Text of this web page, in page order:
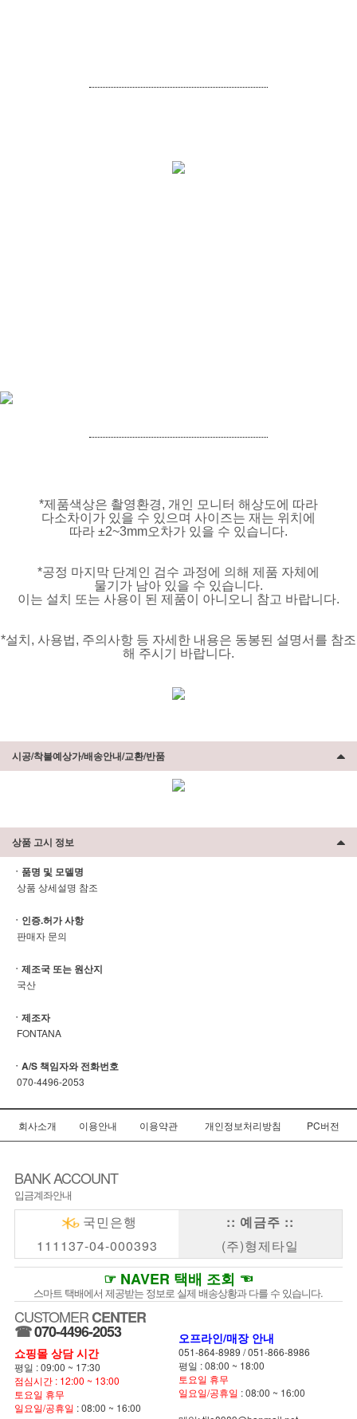
*제품색상은 촬영환경, 개인 모니터 해상도에 따라
다소차이가 있을 수 있으며 사이즈는 재는 위치에
따라 ±2~3mm오차가 있을 수 있습니다.
*공정 마지막 단계인 검수 과정에 의해 제품 자체에
물기가 남아 있을 수 있습니다.
이는 설치 또는 사용이 된 제품이 아니오니 참고 바랍니다.
*설치, 사용법, 주의사항 등 자세한 내용은 동봉된 설명서를 참조
해 주시기 바랍니다.
시공/착불예상가/배송안내/교환/반품
상품 고시 정보
ㆍ품명 및 모델명
상품 상세설명 참조
ㆍ인증.허가 사항
판매자 문의
ㆍ제조국 또는 원산지
국산
ㆍ제조자
FONTANA
ㆍA/S 책임자와 전화번호
070-4496-2053
회사소개 이용안내 이용약관 개인정보처리방침 PC버전
BANK ACCOUNT
입금계좌안내
국민은행
111137-04-000393
:: 예금주 ::
(주)형제타일
☞ NAVER 택배 조회 ☜
스마트 택배에서 제공받는 정보로 실제 배송상황과 다를 수 있습니다.
CUSTOMERCENTER
☎070-4496-2053
쇼핑몰 상담 시간
평일 : 09:00 ~ 17:30
점심시간 : 12:00 ~ 13:00
토요일 휴무
일요일/공휴일 : 08:00 ~ 16:00
오프라인/매장 안내
051-864-8989 /051-866-8986
평일 : 08:00 ~ 18:00
토요일 휴무
일요일/공휴일 : 08:00 ~ 16:00